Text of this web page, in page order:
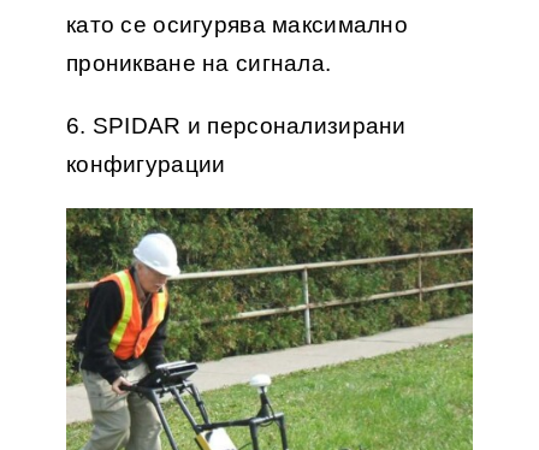
като се осигурява максимално
проникване на сигнала.
6. SPIDAR и персонализирани
конфигурации